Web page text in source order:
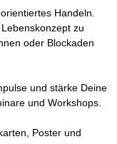
Handeln.
zu
oder Blockaden
und stärke Deine
und Workshops.
Poster und